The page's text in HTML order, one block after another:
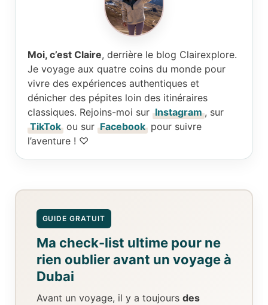
Moi, c’est Claire, derrière le blog Clairexplore.
Je voyage aux quatre coins du monde pour
vivre des expériences authentiques et
dénicher des pépites loin des itinéraires
classiques. Rejoins-moi sur Instagram , sur
TikTok ou sur Facebook pour suivre
l’aventure ! ♡
GUIDE GRATUIT
Ma check-list ultime pour ne
rien oublier avant un voyage à
Dubai
Avant un voyage, il y a toujours des